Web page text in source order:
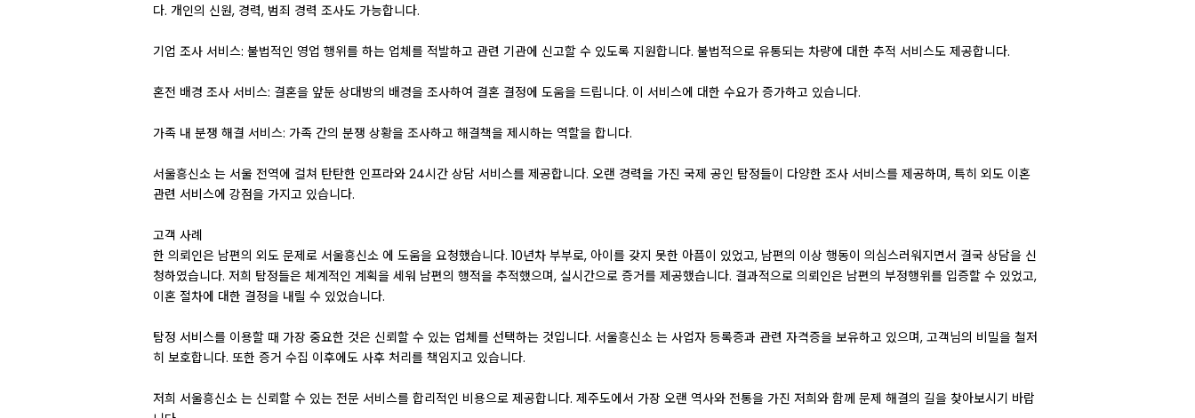
다. 개인의 신원, 경력, 범죄 경력 조사도 가능합니다.
기업 조사 서비스: 불법적인 영업 행위를 하는 업체를 적발하고 관련 기관에 신고할 수 있도록 지원합니다. 불법적으로 유통되는 차량에 대한 추적 서비스도 제공합니다.
혼전 배경 조사 서비스: 결혼을 앞둔 상대방의 배경을 조사하여 결혼 결정에 도움을 드립니다. 이 서비스에 대한 수요가 증가하고 있습니다.
가족 내 분쟁 해결 서비스: 가족 간의 분쟁 상황을 조사하고 해결책을 제시하는 역할을 합니다.
서울흥신소 는 서울 전역에 걸쳐 탄탄한 인프라와 24시간 상담 서비스를 제공합니다. 오랜 경력을 가진 국제 공인 탐정들이 다양한 조사 서비스를 제공하며, 특히 외도 이혼
관련 서비스에 강점을 가지고 있습니다.
고객 사례
한 의뢰인은 남편의 외도 문제로 서울흥신소 에 도움을 요청했습니다. 10년차 부부로, 아이를 갖지 못한 아픔이 있었고, 남편의 이상 행동이 의심스러워지면서 결국 상담을 신
청하였습니다. 저희 탐정들은 체계적인 계획을 세워 남편의 행적을 추적했으며, 실시간으로 증거를 제공했습니다. 결과적으로 의뢰인은 남편의 부정행위를 입증할 수 있었고,
이혼 절차에 대한 결정을 내릴 수 있었습니다.
탐정 서비스를 이용할 때 가장 중요한 것은 신뢰할 수 있는 업체를 선택하는 것입니다. 서울흥신소 는 사업자 등록증과 관련 자격증을 보유하고 있으며, 고객님의 비밀을 철저
히 보호합니다. 또한 증거 수집 이후에도 사후 처리를 책임지고 있습니다.
저희 서울흥신소 는 신뢰할 수 있는 전문 서비스를 합리적인 비용으로 제공합니다. 제주도에서 가장 오랜 역사와 전통을 가진 저희와 함께 문제 해결의 길을 찾아보시기 바랍